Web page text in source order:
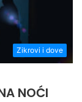
Zikrovi i dove
NOĆI